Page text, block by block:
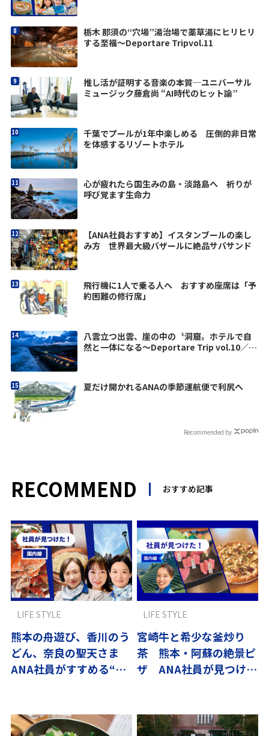
栃木 那須の“穴場”湯治場で薬草湯にヒリヒリ
する至福〜Deportare Tripvol.11
推し活が証明する音楽の本質─ユニバーサル
ミュージック藤倉尚 “AI時代のヒット論”
千葉でプールが1年中楽しめる 圧倒的非日常
を体感するリゾートホテル
心が疲れたら国生みの島・淡路島へ 祈りが
呼び覚ます生命力
【ANA社員おすすめ】イスタンブールの楽し
み方 世界最大級バザールに絶品サバサンド
飛行機に1人で乗る人へ おすすめ座席は「予
約困難の修行席」
八雲立つ出雲、崖の中の〝洞窟〟ホテルで自
然と一体になる～Deportare Trip vol.10／島
夏だけ開かれるANAの季節運航便で利尻へ
Recommended by
RECOMMEND おすすめ記事
熊本の舟遊び、香川のう
どん、奈良の聖天さま
ANA社員がすすめる“日
LIFE STYLE
宮崎牛と希少な釜炒り
茶 熊本・阿蘇の絶景ピ
ザ ANA社員が見つけ
LIFE STYLE